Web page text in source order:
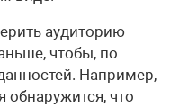
аудиторию
чтобы, по
Например,
что